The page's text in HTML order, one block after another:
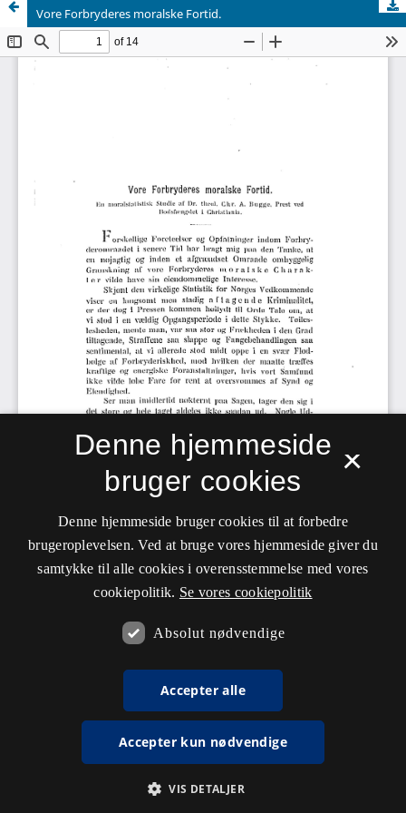
Vore Forbryderes moralske Fortid.
×
Denne hjemmeside
bruger cookies
Denne hjemmeside bruger cookies til at forbedre
brugeroplevelsen. Ved at bruge vores hjemmeside giver du
samtykke til alle cookies i overensstemmelse med vores
cookiepolitik. Se vores cookiepolitik
Absolut nødvendige
Accepter alle
Accepter kun nødvendige
VIS DETALJER